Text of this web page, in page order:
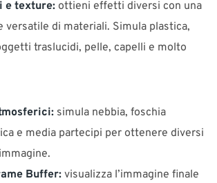
e texture: ottieni effetti diversi con una
versatile di materiali. Simula plastica,
traslucidi, pelle, capelli e molto
simula nebbia, foschia
e media partecipi per ottenere diversi
Buffer: visualizza l’immagine finale